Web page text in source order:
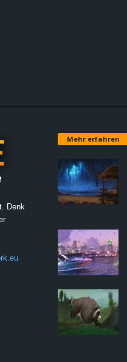
Denk
Mehr erfahren